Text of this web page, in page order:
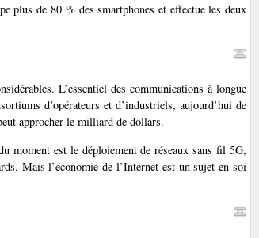
plus de 80 % des smartphones et effectue les deux
L’essentiel des communications à longue
d’opérateurs et d’industriels, aujourd’hui de
approcher le milliard de dollars.
moment est le déploiement de réseaux sans fil 5G,
Mais l’économie de l’Internet est un sujet en soi